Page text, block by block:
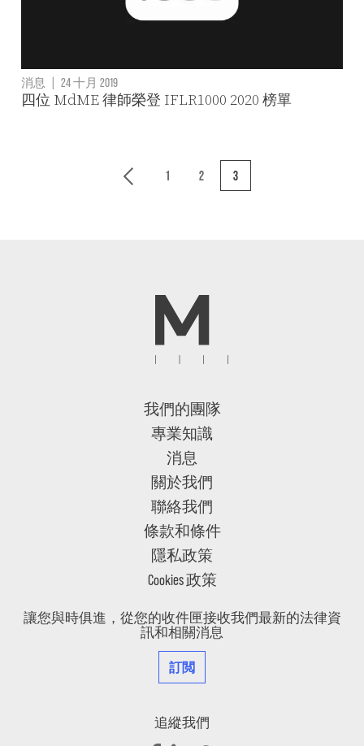
消息 | 24 十月 2019
四位 MdME 律師榮登 IFLR1000 2020 榜單
1 2 3
我們的團隊
專業知識
消息
關於我們
聯絡我們
條款和條件
隱私政策
Cookies 政策
讓您與時俱進，從您的收件匣接收我們最新的法律資
訊和相關消息
訂閲
追縱我們